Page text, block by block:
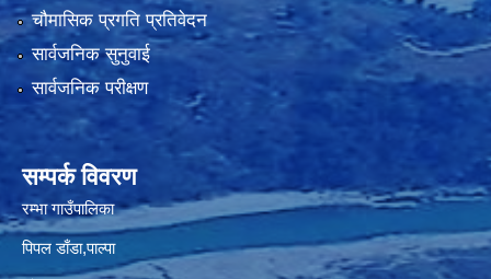
चौमासिक प्रगति प्रतिवेदन
सार्वजनिक सुनुवाई
सार्वजनिक परीक्षण
सम्पर्क विवरण
रम्भा गाउँपालिका
पिपल डाँडा,पाल्पा